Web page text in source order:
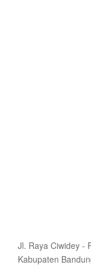
Jl. Raya Ciwidey -
Kabupaten